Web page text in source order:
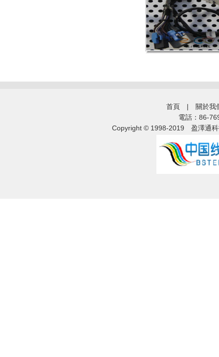
首頁 |
關於我
電話：86-
Copyright © 1998-2019
盈澤通